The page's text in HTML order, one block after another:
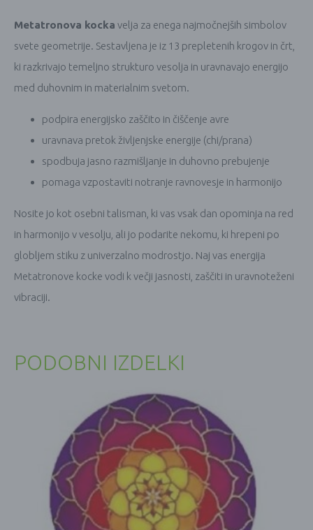
Metatronova kocka velja za enega najmočnejših simbolov
svete geometrije. Sestavljena je iz 13 prepletenih krogov in črt,
ki razkrivajo temeljno strukturo vesolja in uravnavajo energijo
med duhovnim in materialnim svetom.
podpira energijsko zaščito in čiščenje avre
uravnava pretok življenjske energije (chi/prana)
spodbuja jasno razmišljanje in duhovno prebujenje
pomaga vzpostaviti notranje ravnovesje in harmonijo
Nosite jo kot osebni talisman, ki vas vsak dan opominja na red
in harmonijo v vesolju, ali jo podarite nekomu, ki hrepeni po
globljem stiku z univerzalno modrostjo. Naj vas energija
Metatronove kocke vodi k večji jasnosti, zaščiti in uravnoteženi
vibraciji.
PODOBNI IZDELKI